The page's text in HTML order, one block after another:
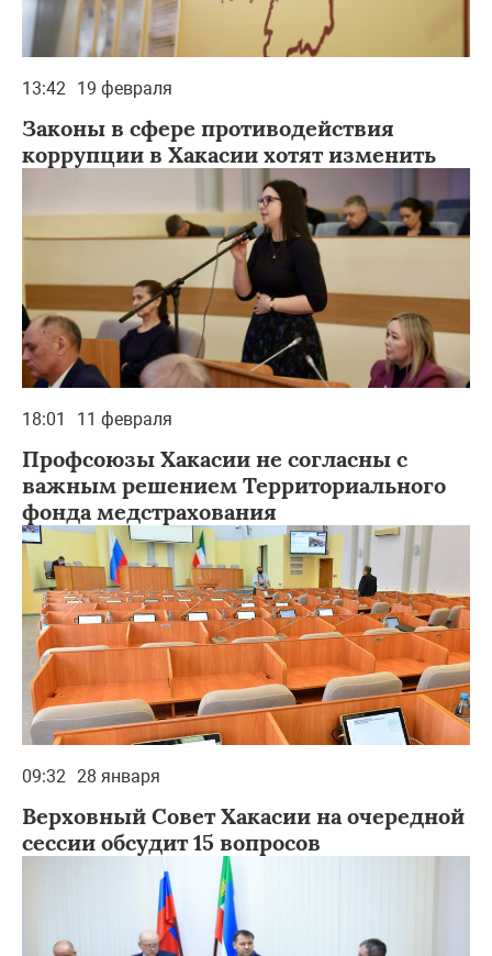
13:42 19 февраля
Законы в сфере противодействия
коррупции в Хакасии хотят изменить
18:01 11 февраля
Профсоюзы Хакасии не согласны с
важным решением Территориального
фонда медстрахования
09:32 28 января
Верховный Совет Хакасии на очередной
сессии обсудит 15 вопросов